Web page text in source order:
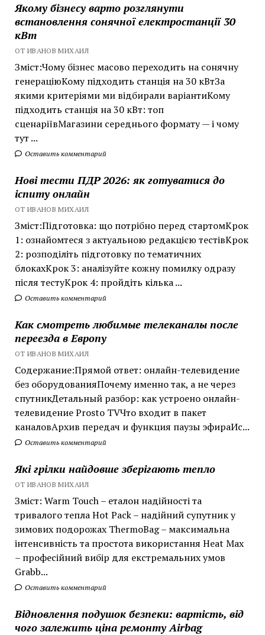
Якому бізнесу варто розглянути
встановлення сонячної електростанції 30
кВт
ОТ ИВАНОВ МИХАИЛ
Зміст:Чому бізнес масово переходить на сонячну
генераціюКому підходить станція на 30 кВтЗа
якими критеріями ми відбирали варіантиКому
підходить станція на 30 кВт: топ
сценаріївМагазини середнього формату — і чому
тут ...
Оставить комментарий
Нові тести ПДР 2026: як готуватися до
іспиту онлайн
ОТ ИВАНОВ МИХАИЛ
Зміст:Підготовка: що потрібно перед стартомКрок
1: ознайомтеся з актуальною редакцією тестівКрок
2: розподіліть підготовку по тематичних
блокахКрок 3: аналізуйте кожну помилку одразу
після тестуКрок 4: пройдіть кілька ...
Оставить комментарий
Как смотреть любимые телеканалы после
переезда в Европу
ОТ ИВАНОВ МИХАИЛ
Содержание:Прямой ответ: онлайн-телевидение
без оборудованияПочему именно так, а не через
спутникДетальный разбор: как устроено онлайн-
телевидение Prosto TVЧто входит в пакет
каналовАрхив передач и функция паузы эфираИс...
Оставить комментарий
Які грілки найдовше зберігають тепло
ОТ ИВАНОВ МИХАИЛ
Зміст: Warm Touch – еталон надійності та
тривалого тепла Hot Pack – надійний супутник у
зимових подорожах ThermoBag – максимальна
інтенсивність та простота використання Heat Max
– професійний вибір для екстремальних умов
Grabb...
Оставить комментарий
Відновлення подушок безпеки: вартість, від
чого залежить ціна ремонту Airbag